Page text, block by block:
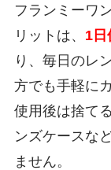
フランミーワ
リットは、 1日
り、毎日のレ
方でも手軽に
使用後は捨て
ンズケースな
ません。